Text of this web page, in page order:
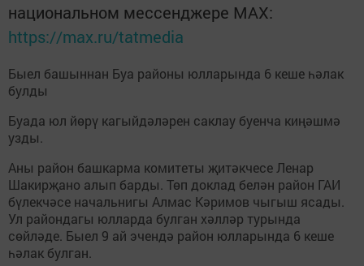
национальном мессенджере MАХ:
https://max.ru/tatmedia
Быел башыннан Буа районы юлларында 6 кеше һәлак
булды
Буада юл йөрү кагыйдәләрен саклау буенча киңәшмә
узды.
Аны район башкарма комитеты җитәкчесе Ленар
Шакирҗано алып барды. Төп доклад белән район ГАИ
бүлекчәсе начальнигы Алмас Кәримов чыгыш ясады.
Ул райондагы юлларда булган хәлләр турында
сөйләде. Быел 9 ай эчендә район юлларында 6 кеше
һәлак булган.